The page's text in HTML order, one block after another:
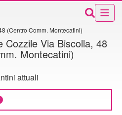
(Centro Comm. Montecatini)
Cozzile Via Biscolla, 48
Montecatini)
attuali